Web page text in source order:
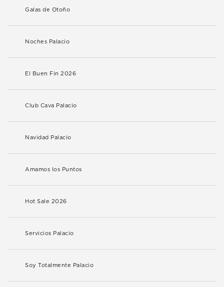
Galas de Otoño
Noches Palacio
El Buen Fin 2026
Club Cava Palacio
Navidad Palacio
Amamos los Puntos
Hot Sale 2026
Servicios Palacio
Soy Totalmente Palacio